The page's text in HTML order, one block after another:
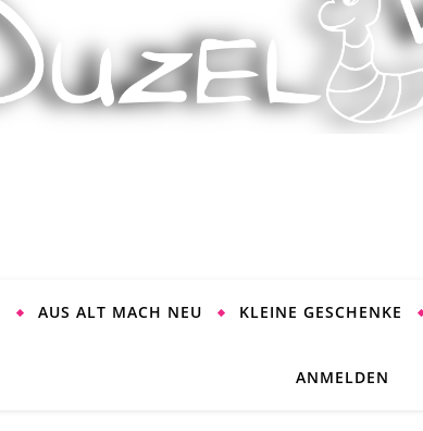
AUS ALT MACH NEU KLEINE GESCHENKE
ANMELDEN